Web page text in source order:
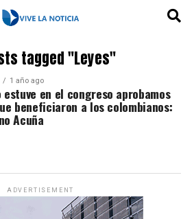
tagged "Leyes"
1 año ago
estuve en el congreso aprobamos
beneficiaron a los colombianos:
Acuña
ADVERTISEMENT